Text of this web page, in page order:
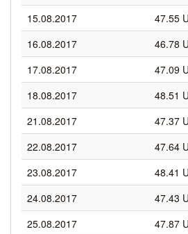
15.08.2017
47.55
16.08.2017
46.78
17.08.2017
47.09
18.08.2017
48.51
21.08.2017
47.37
22.08.2017
47.64
23.08.2017
48.41
24.08.2017
47.43
25.08.2017
47.87